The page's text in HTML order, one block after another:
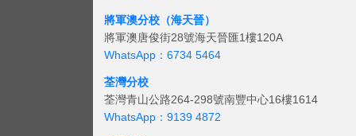
將軍澳分校（海天晉）
將軍澳唐俊街28號海天晉匯1樓120A
WhatsApp：6734 5464
荃灣分校
荃灣青山公路264-298號南豐中心16樓1614
WhatsApp：9139 4872